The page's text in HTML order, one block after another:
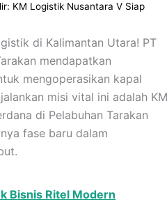
KM Logistik Nusantara V Siap
di Kalimantan Utara! PT
mendapatkan
mengoperasikan kapal
misi vital ini adalah KM
di Pelabuhan Tarakan
fase baru dalam
Bisnis Ritel Modern